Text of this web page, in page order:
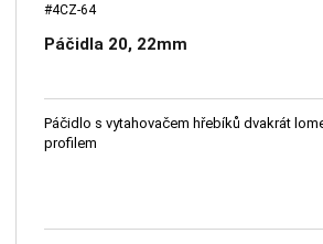
#4CZ-64
Páčidla 20, 22mm
Páčidlo s vytahovačem hřebíků dvakrát
profilem